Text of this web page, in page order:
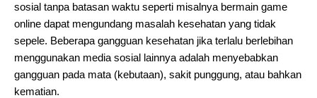
sosial tanpa batasan waktu seperti misalnya bermain game
online dapat mengundang masalah kesehatan yang tidak
sepele. Beberapa gangguan kesehatan jika terlalu berlebihan
menggunakan media sosial lainnya adalah menyebabkan
gangguan pada mata (kebutaan), sakit punggung, atau bahkan
kematian.